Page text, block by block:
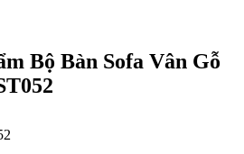
Bộ Bàn Sofa Vân Gỗ